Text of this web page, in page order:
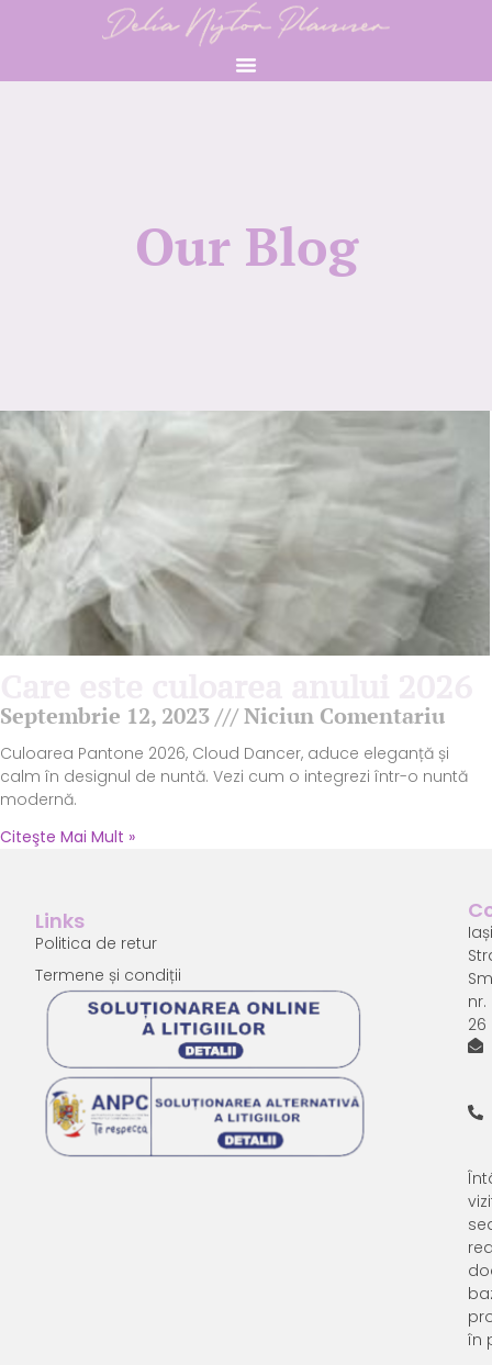
Our Blog
Septembrie 12, 2023 Niciun Comentariu
Culoarea Pantone 2026, Cloud Dancer, aduce eleganță și
calm în designul de nuntă. Vezi cum o integrezi într-o nuntă
modernă.
Citeşte Mai Mult »
Links
Politica de retur
Termene și condiții
Iaș
Sm
nr.
26
în